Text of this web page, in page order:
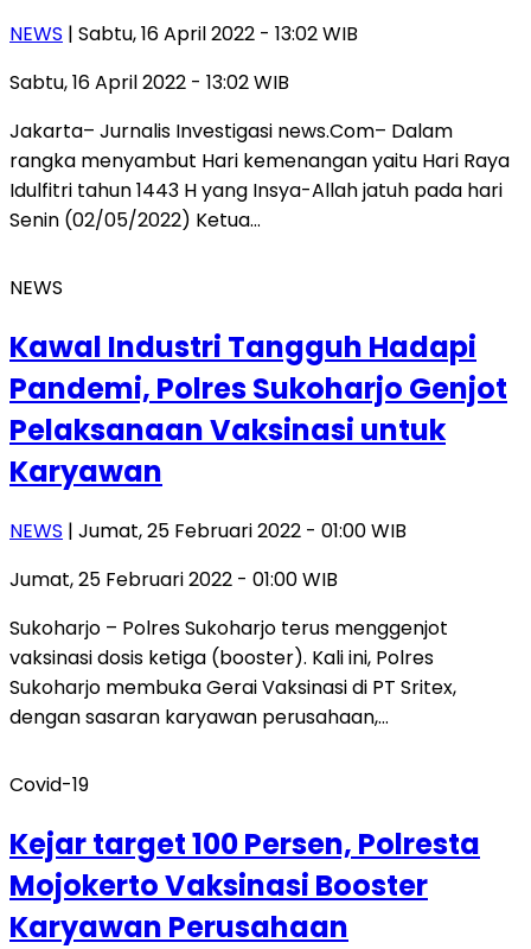
NEWS | Sabtu, 16 April 2022 - 13:02 WIB
Sabtu, 16 April 2022 - 13:02 WIB
Jakarta– Jurnalis Investigasi news.Com– Dalam
rangka menyambut Hari kemenangan yaitu Hari Raya
Idulfitri tahun 1443 H yang Insya-Allah jatuh pada hari
Senin (02/05/2022) Ketua…
NEWS
Kawal Industri Tangguh Hadapi
Pandemi, Polres Sukoharjo Genjot
Pelaksanaan Vaksinasi untuk
Karyawan
NEWS | Jumat, 25 Februari 2022 - 01:00 WIB
Jumat, 25 Februari 2022 - 01:00 WIB
Sukoharjo – Polres Sukoharjo terus menggenjot
vaksinasi dosis ketiga (booster). Kali ini, Polres
Sukoharjo membuka Gerai Vaksinasi di PT Sritex,
dengan sasaran karyawan perusahaan,…
Covid-19
Kejar target 100 Persen, Polresta
Mojokerto Vaksinasi Booster
Karyawan Perusahaan